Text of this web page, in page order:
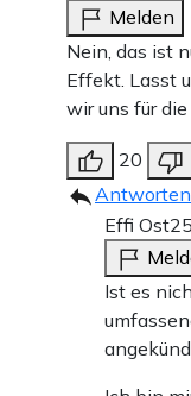
Melden
Nein, das ist
Effekt. Lasst
wir uns für
20
Antworten
Effi Ost
Ist es